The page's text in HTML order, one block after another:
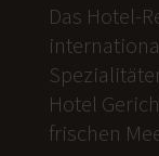
Das Hotel-
Hotel
frischen